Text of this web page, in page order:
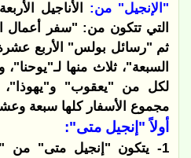
"الإنجيل" من: الأناجيل
التي تتكون من: "سفر أعمال
ثم "رسائل بولس" الأربع
السبعة"، ثلاث منها
لكل من "يعقوب" و"يهوذا"،
مجموع الأسفار كلها سبعة
أولاً "إنجيل متى":